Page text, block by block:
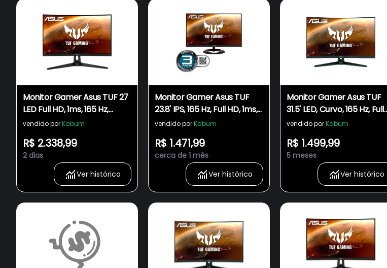
Monitor Gamer Asus TUF 27
LED Full HD, 1ms, 165 Hz,
FreeSync Premium, 120%
ELMB - VG27VH1B
vendido porKabum
R$ 2.338,99
2 dias
Ver histórico
Monitor Gamer Asus TUF
23.8' IPS, 165 Hz, Full HD, 1ms,
FreeSync Premium,
Som Integrado - VG249Q1R
vendido porKabum
R$ 1.471,99
cerca de 1 mês
Ver histórico
Monitor Gamer Asus TUF
31.5' LED, Curvo, 165 Hz, Full
HD, 1ms, FreeSync Premium,
Integrado - VG328H1B
vendido porKabum
R$ 1.499,99
5 meses
Ver histórico